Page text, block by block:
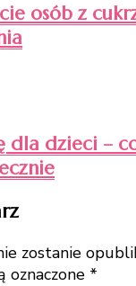
osób z
dla dzieci –
zostanie
oznaczone *